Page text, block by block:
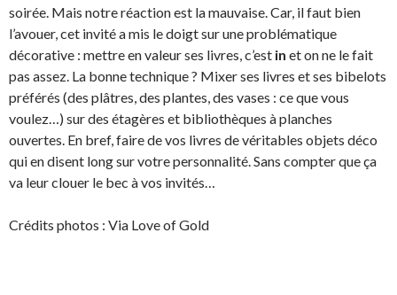
soirée. Mais notre réaction est la mauvaise. Car, il faut bien
l’avouer, cet invité a mis le doigt sur une problématique
décorative : mettre en valeur ses livres, c’est in et on ne le fait
pas assez. La bonne technique ? Mixer ses livres et ses bibelots
préférés (des plâtres, des plantes, des vases : ce que vous
voulez…) sur des étagères et bibliothèques à planches
ouvertes. En bref, faire de vos livres de véritables objets déco
qui en disent long sur votre personnalité. Sans compter que ça
va leur clouer le bec à vos invités…
Crédits photos : Via Love of Gold